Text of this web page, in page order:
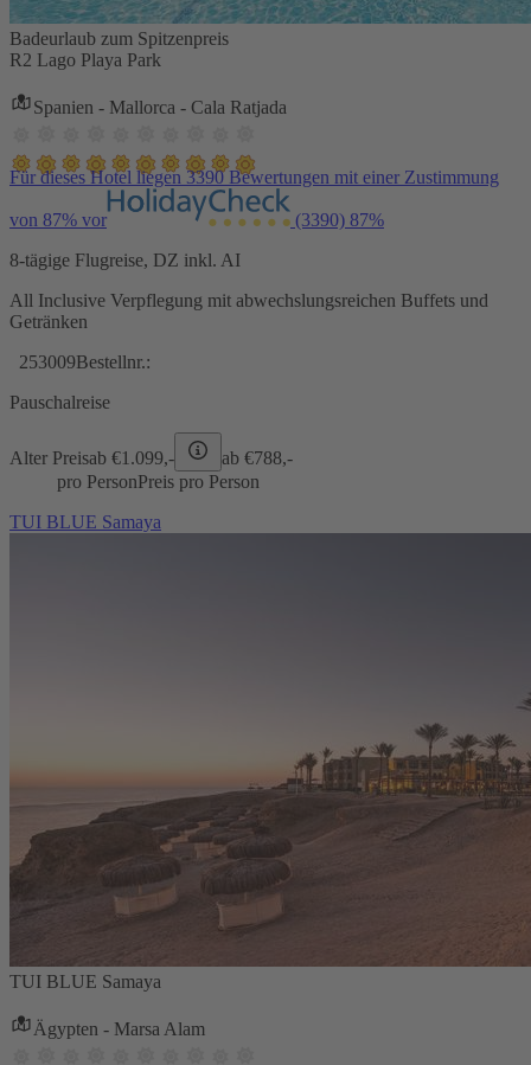
Badeurlaub zum Spitzenpreis
R2 Lago Playa Park
Spanien - Mallorca - Cala Ratjada
Für dieses Hotel liegen 3390 Bewertungen mit einer Zustimmung
von 87% vor (3390) 87%
8-tägige Flugreise, DZ inkl. AI
All Inclusive Verpflegung mit abwechslungsreichen Buffets und
Getränken
253009Bestellnr.:
Pauschalreise
Alter Preisab €1.099,- ab €788,-
pro PersonPreis pro Person
TUI BLUE Samaya
TUI BLUE Samaya
Ägypten - Marsa Alam